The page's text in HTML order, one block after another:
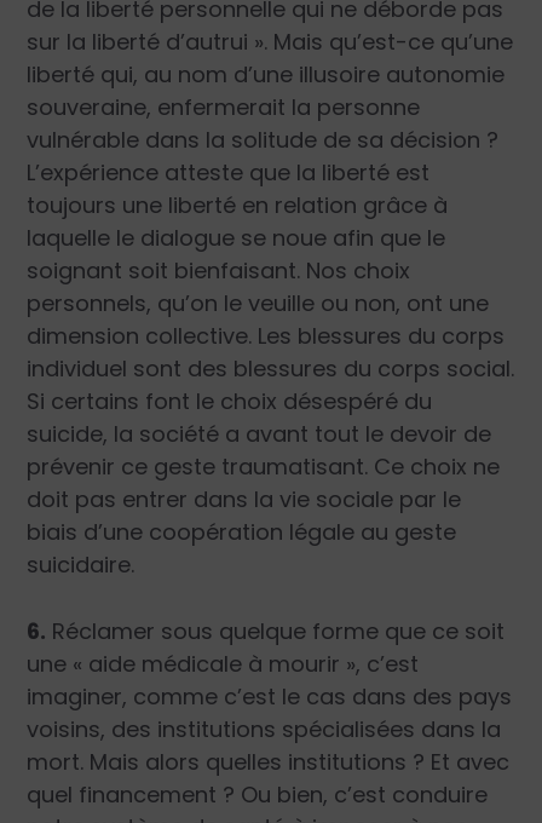
de la liberté personnelle qui ne déborde pas
sur la liberté d’autrui ». Mais qu’est-ce qu’une
liberté qui, au nom d’une illusoire autonomie
souveraine, enfermerait la personne
vulnérable dans la solitude de sa décision ?
L’expérience atteste que la liberté est
toujours une liberté en relation grâce à
laquelle le dialogue se noue afin que le
soignant soit bienfaisant. Nos choix
personnels, qu’on le veuille ou non, ont une
dimension collective. Les blessures du corps
individuel sont des blessures du corps social.
Si certains font le choix désespéré du
suicide, la société a avant tout le devoir de
prévenir ce geste traumatisant. Ce choix ne
doit pas entrer dans la vie sociale par le
biais d’une coopération légale au geste
suicidaire.
6. Réclamer sous quelque forme que ce soit
une « aide médicale à mourir », c’est
imaginer, comme c’est le cas dans des pays
voisins, des institutions spécialisées dans la
mort. Mais alors quelles institutions ? Et avec
quel financement ? Ou bien, c’est conduire